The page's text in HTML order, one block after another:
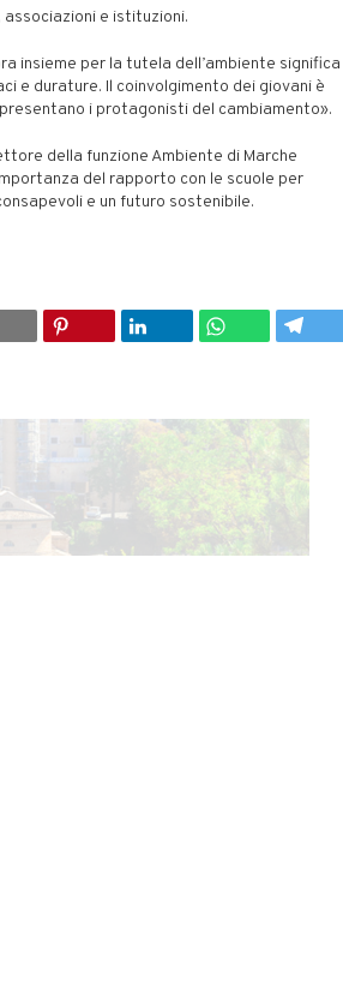
e istituzioni.
insieme per la tutela dell’ambiente significa
e durature. Il coinvolgimento dei giovani è
i protagonisti del cambiamento».
della funzione Ambiente di Marche
del rapporto con le scuole per
e un futuro sostenibile.